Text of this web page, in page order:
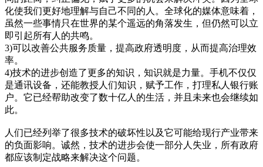
化使我们更好地理解与自己不同的人。全球化的媒体意味着，
虽然一些事情只在世界的某个遥远的角落发生，但仍然可以立
即引起所有人的共鸣。
3)可以改善公共服务质量，提高政府透明度，从而提高治理效
率。
4)技术的进步创造了更多的知识，知识就是力量。手机不仅仅
是通讯设备，还能教授人们知识，赋予工作，打理私人银行账
户。它已经帮助改变了数十亿人的生活，并且未来也会继续如
此。
人们已经列举了很多技术的破坏性以及它可能给现行产业带来
的负面影响。诚然，技术的进步会使一部分人失业，所有政府
都应该制定战略来解决这个问题。